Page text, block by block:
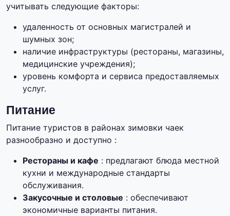
учитывать следующие факторы:
удаленность от основных магистралей и
шумных зон;
наличие инфраструктуры (рестораны, магазины,
медицинские учреждения);
уровень комфорта и сервиса предоставляемых
услуг.
Питание
Питание туристов в районах зимовки чаек
разнообразно и доступно :
Рестораны и кафе : предлагают блюда местной
кухни и международные стандарты
обслуживания.
Закусочные и столовые : обеспечивают
экономичные варианты питания.